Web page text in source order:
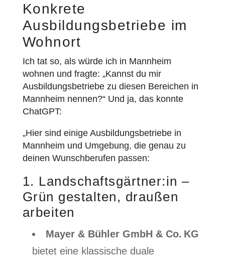
Konkrete
Ausbildungsbetriebe im
Wohnort
Ich tat so, als würde ich in Mannheim
wohnen und fragte: „Kannst du mir
Ausbildungsbetriebe zu diesen Bereichen in
Mannheim nennen?“ Und ja, das konnte
ChatGPT:
„Hier sind einige Ausbildungsbetriebe in
Mannheim und Umgebung, die genau zu
deinen Wunschberufen passen:
1. Landschaftsgärtner:in –
Grün gestalten, draußen
arbeiten
Mayer & Bühler GmbH & Co. KG
bietet eine klassische duale